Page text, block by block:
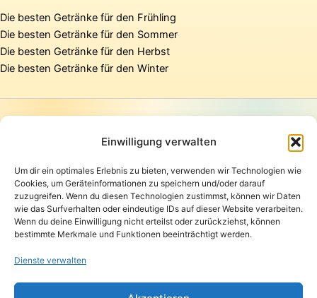
Einwilligung verwalten
Um dir ein optimales Erlebnis zu bieten, verwenden wir Technologien wie
Cookies, um Geräteinformationen zu speichern und/oder darauf
zuzugreifen. Wenn du diesen Technologien zustimmst, können wir Daten
wie das Surfverhalten oder eindeutige IDs auf dieser Website verarbeiten.
Wenn du deine Einwilligung nicht erteilst oder zurückziehst, können
bestimmte Merkmale und Funktionen beeinträchtigt werden.
Dienste verwalten
Die besten Getränke für den Frühling
Die besten Getränke für den Sommer
Die besten Getränke für den Herbst
Die besten Getränke für den Winter
Presse
Datenschutzerklärung
AGB
Widerrufsbelehrung
Versand und Lieferung
Zahlungsarten
Copyright © 2026 Pfandpirat | Präsentiert vonZimmermanns